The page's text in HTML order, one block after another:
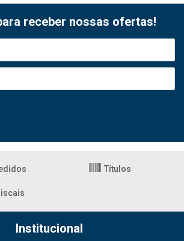
receber nossas ofertas!
Títulos
Institucional